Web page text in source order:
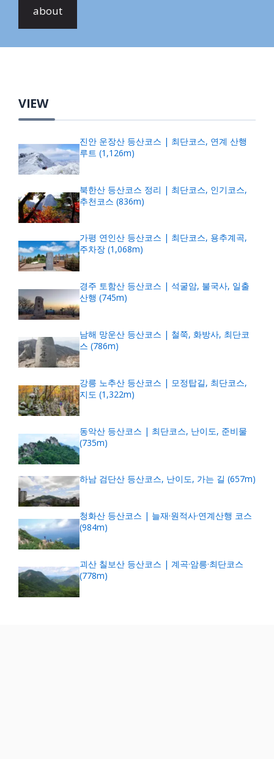
about
VIEW
진안 운장산 등산코스 | 최단코스, 연계 산행
루트 (1,126m)
북한산 등산코스 정리 | 최단코스, 인기코스,
추천코스 (836m)
가평 연인산 등산코스 | 최단코스, 용추계곡,
주차장 (1,068m)
경주 토함산 등산코스 | 석굴암, 불국사, 일출
산행 (745m)
남해 망운산 등산코스 | 철쭉, 화방사, 최단코
스 (786m)
강릉 노추산 등산코스 | 모정탑길, 최단코스,
지도 (1,322m)
동악산 등산코스 | 최단코스, 난이도, 준비물
(735m)
하남 검단산 등산코스, 난이도, 가는 길 (657m)
청화산 등산코스 | 늘재·원적사·연계산행 코스
(984m)
괴산 칠보산 등산코스 | 계곡·암릉·최단코스
(778m)